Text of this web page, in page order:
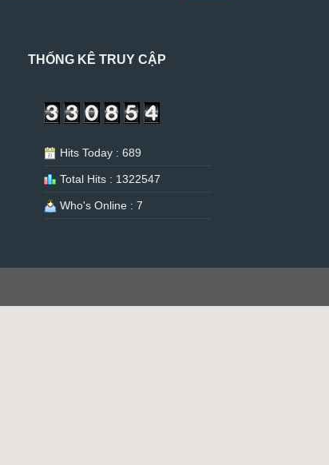
THỐNG KÊ TRUY CẬP
Hits Today : 689
Total Hits : 1322547
Who's Online : 7